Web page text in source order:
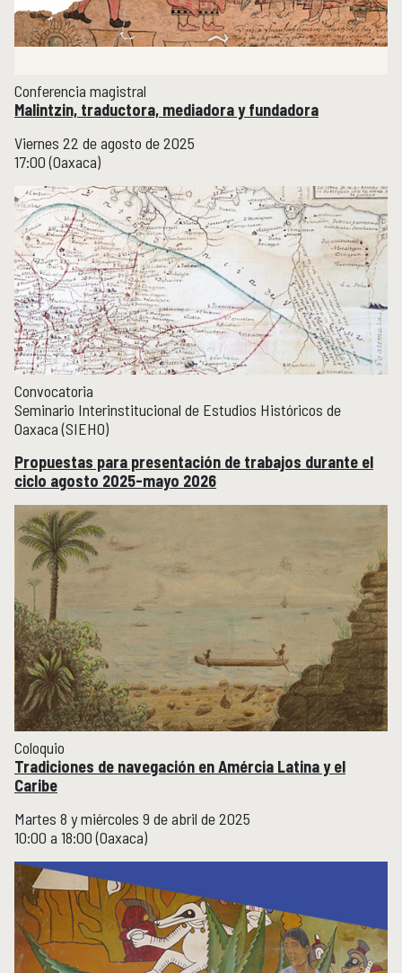
Conferencia magistral
Malintzin, traductora, mediadora y fundadora
Viernes 22 de agosto de 2025
17:00 (Oaxaca)
Convocatoria
Seminario Interinstitucional de Estudios Históricos de
Oaxaca (SIEHO)
Propuestas para presentación de trabajos durante el
ciclo agosto 2025-mayo 2026
Coloquio
Tradiciones de navegación en Amércia Latina y el
Caribe
Martes 8 y miércoles 9 de abril de 2025
10:00 a 18:00 (Oaxaca)